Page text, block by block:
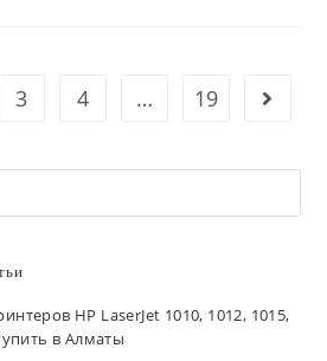
МФУ
Canon
3 4 … 19 Go to
HP LaserJet 1010, 1012, 1015,
в Алматы